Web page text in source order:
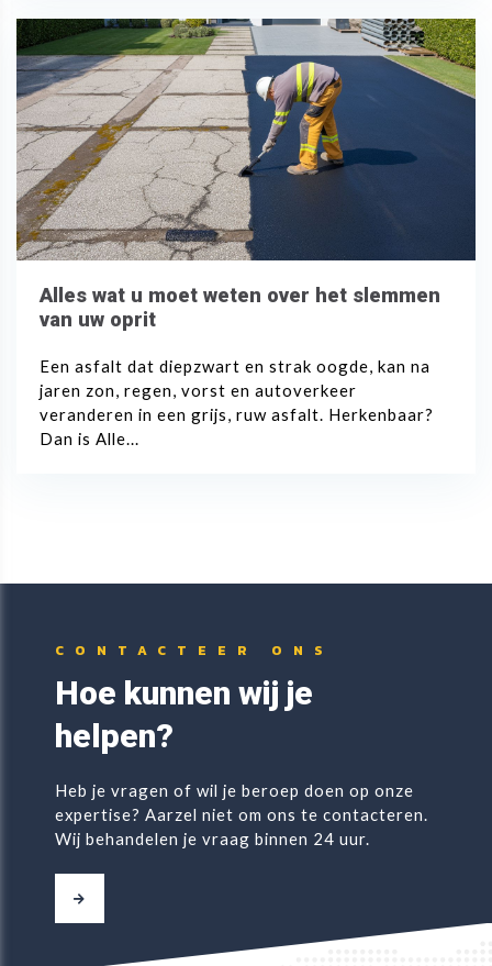
Alles wat u moet weten over het slemmen
van uw oprit
Een asfalt dat diepzwart en strak oogde, kan na
jaren zon, regen, vorst en autoverkeer
veranderen in een grijs, ruw asfalt. Herkenbaar?
Dan is Alle...
CONTACTEER ONS
Hoe kunnen wij je
helpen?
Heb je vragen of wil je beroep doen op onze
expertise? Aarzel niet om ons te contacteren.
Wij behandelen je vraag binnen 24 uur.